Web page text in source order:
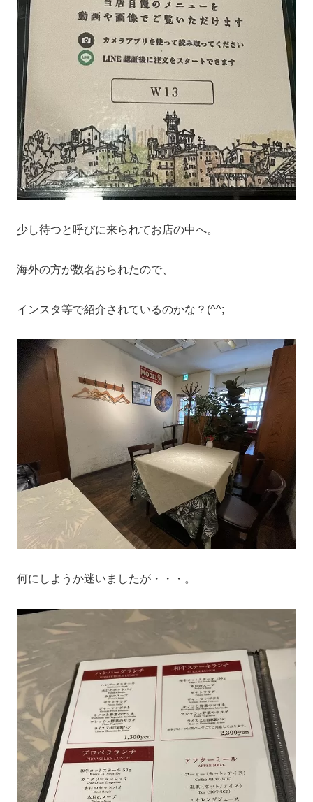
少し待つと呼びに来られてお店の中へ。
海外の方が数名おられたので、
インスタ等で紹介されているのかな？(^^;
何にしようか迷いましたが・・・。